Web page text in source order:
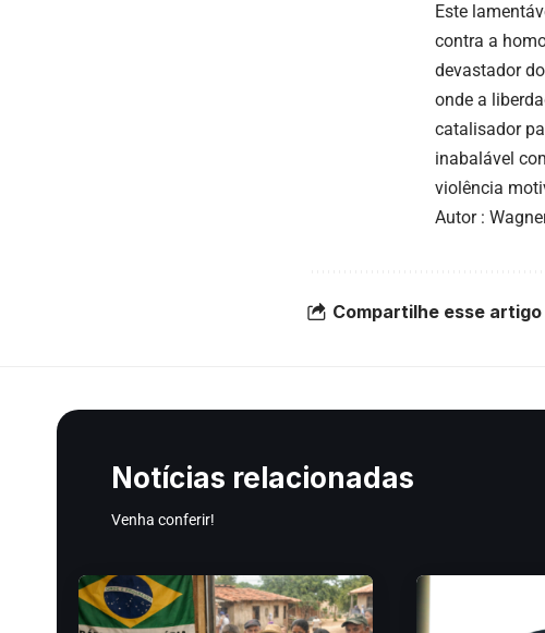
Este
contra a
devastador
onde a
catalisador
inabalável
violência
Autor :
Compartilhe esse artigo
Notícias relacionadas
Venha conferir!